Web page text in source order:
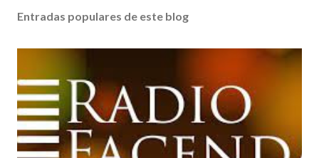
Entradas populares de este blog